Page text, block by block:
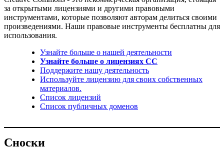
за открытыми лицензиями и другими правовыми
инструментами, которые позволяют авторам делиться своими
произведениями. Наши правовые инструменты бесплатны для
использования.
Узнайте больше о нашей деятельности
Узнайте больше о лицензиях CC
Поддержите нашу деятельность
Используйте лицензию для своих собственных
материалов.
Список лицензий
Список публичных доменов
Сноски